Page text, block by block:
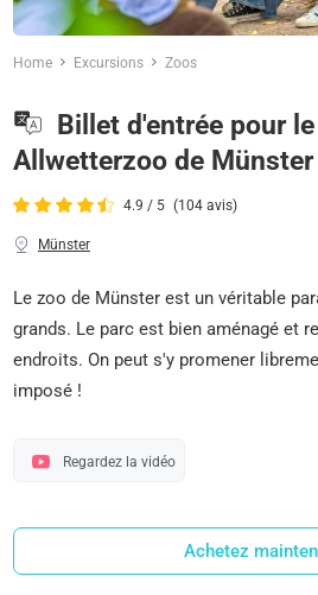
Home Excursions Zoos
Billet d'entrée pour
Allwetterzoo de Münster
4.9 / 5 (104 avis)
Münster
Le zoo de Münster est un véritable
grands. Le parc est bien aménagé et
endroits. On peut s'y promener
imposé !
Regardez la vidéo
Achetez